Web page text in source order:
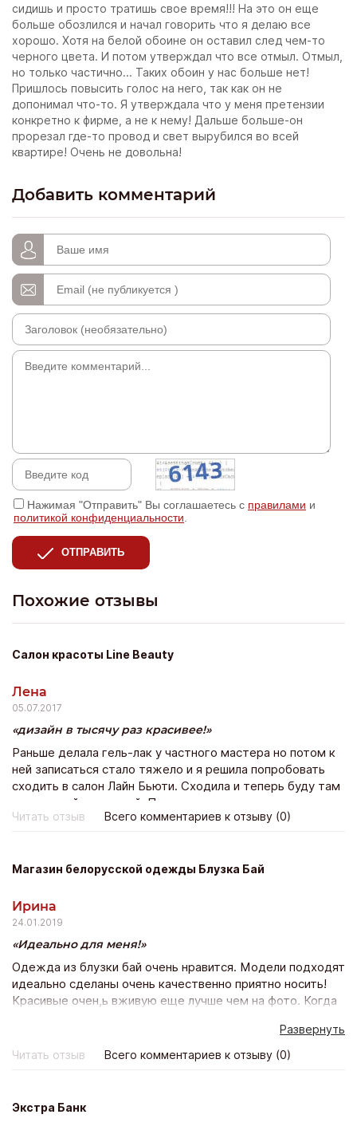
сидишь и просто тратишь свое время!!! На это он еще
больше обозлился и начал говорить что я делаю все
хорошо. Хотя на белой обоине он оставил след чем-то
черного цвета. И потом утверждал что все отмыл. Отмыл,
но только частично... Таких обоин у нас больше нет!
Пришлось повысить голос на него, так как он не
допонимал что-то. Я утверждала что у меня претензии
конкретно к фирме, а не к нему! Дальше больше-он
прорезал где-то провод и свет вырубился во всей
квартире! Очень не довольна!
Добавить комментарий
Нажимая "Отправить" Вы соглашаетесь с правилами и
политикой конфиденциальности
ОТПРАВИТЬ
Похожие отзывы
Салон красоты Line Beauty
Лена
05.07.2017
дизайн в тысячу раз красивее!
Раньше делала гель-лак у частного мастера но потом к
ней записаться стало тяжело и я решила попробовать
сходить в салон Лайн Бьюти. Сходила и теперь буду там
постоянной клиенткой. По стоимости не намного
дороже зато дизайн в тысячу раз красивее!
Читать отзыв Всего комментариев к отзыву (0)
Магазин белорусской одежды Блузка Бай
Ирина
24.01.2019
Идеально для меня!
Одежда из блузки бай очень нравится. Модели подходят
идеально сделаны очень качественно приятно носить!
Красивые очен,ь вживую еще лучше чем на фото. Когда
оформляю уже 10 заказ и счастью моему нет предела!
Всё подошло, качество прекрасно и доставка почтой
Развернуть
Читать отзыв
Всего комментариев к отзыву (0)
Экстра Банк